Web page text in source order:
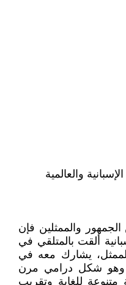
والعالمية
والممثلين فإن
ألقت بالمتلقي في
يشارك معه في
وهو شكل درامي مرن
للغاية وتقريب